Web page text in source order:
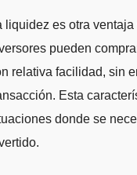
liquidez es otra
pueden
relativa facilidad, sin
Esta
donde se